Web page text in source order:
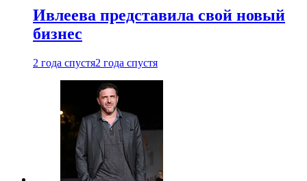
Ивлеева представила свой новый
бизнес
2 года спустя2 года спустя